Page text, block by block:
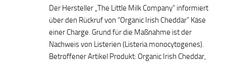
Der Hersteller „The Little Milk Company“ informiert
über den Rückruf von “Organic Irish Cheddar” Käse
einer Charge. Grund für die Maßnahme ist der
Nachweis von Listerien (Listeria monocytogenes).
Betroffener Artikel Produkt: Organic Irish Cheddar,